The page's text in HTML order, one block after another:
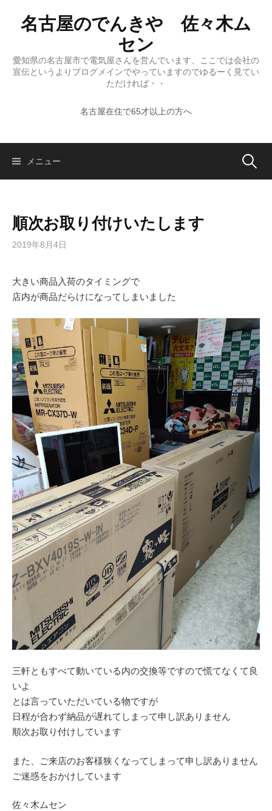
プ
名古屋のでんきや 佐々木ム
セン
愛知県の名古屋市で電気屋さんを営んでいます、ここでは会社の
宣伝というよりブログメインでやっていますのでゆるーく見てい
ただければ・・
名古屋在住で65才以上の方へ
メニュー 検
順次お取り付けいたします
2019年8月4日
大きい商品入荷のタイミングで
店内が商品だらけになってしまいました
三軒ともすべて動いている内の交換等ですので慌てなくて良
いよ
とは言っていただいている物ですが
日程が合わず納品が遅れてしまって申し訳ありません
順次お取り付けしています
また、ご来店のお客様狭くなってしまって申し訳ありません
ご迷惑をおかけしています
佐々木ムセン